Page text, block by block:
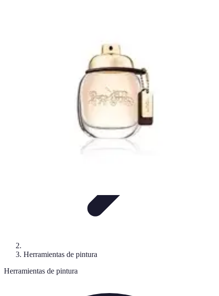
Herramientas de pintura
Herramientas de pintura